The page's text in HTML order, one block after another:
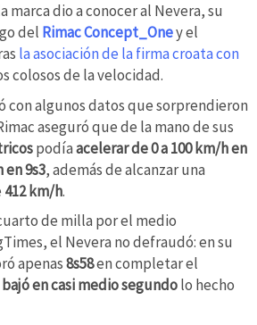
marca dio a conocer al Nevera, su
del Rimac Concept_Oney el
la asociación de la firma croata con
colosos de la velocidad.
con algunos datos que sorprendieron
aseguró que de la mano de sus
podíaacelerar de 0 a 100 km/h en
en 9s3, además de alcanzar una
412 km/h.
de milla por el medio
el Nevera no defraudó: en su
apenas8s58en completar el
bajó en casi medio segundolo hecho